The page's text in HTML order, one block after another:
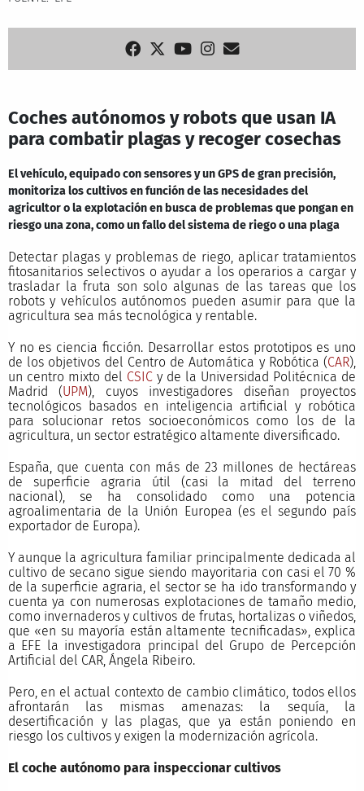
Coches autónomos y robots que usan IA
para combatir plagas y recoger cosechas
El vehículo, equipado con sensores y un GPS de gran precisión,
monitoriza los cultivos en función de las necesidades del
agricultor o la explotación en busca de problemas que pongan en
riesgo una zona, como un fallo del sistema de riego o una plaga
Detectar plagas y problemas de riego, aplicar tratamientos
fitosanitarios selectivos o ayudar a los operarios a cargar y
trasladar la fruta son solo algunas de las tareas que los
robots y vehículos autónomos pueden asumir para que la
agricultura sea más tecnológica y rentable.
Y no es ciencia ficción. Desarrollar estos prototipos es uno
de los objetivos del Centro de Automática y Robótica (CAR),
un centro mixto del CSICy de la Universidad Politécnica de
Madrid (UPM), cuyos investigadores diseñan proyectos
tecnológicos basados en inteligencia artificial y robótica
para solucionar retos socioeconómicos como los de la
agricultura, un sector estratégico altamente diversificado.
España, que cuenta con más de 23 millones de hectáreas
de superficie agraria útil (casi la mitad del terreno
nacional), se ha consolidado como una potencia
agroalimentaria de la Unión Europea (es el segundo país
exportador de Europa).
Y aunque la agricultura familiar principalmente dedicada al
cultivo de secano sigue siendo mayoritaria con casi el 70 %
de la superficie agraria, el sector se ha ido transformando y
cuenta ya con numerosas explotaciones de tamaño medio,
como invernaderos y cultivos de frutas, hortalizas o viñedos,
que «en su mayoría están altamente tecnificadas», explica
a EFE la investigadora principal del Grupo de Percepción
Artificial del CAR, Ángela Ribeiro.
Pero, en el actual contexto de cambio climático, todos ellos
afrontarán las mismas amenazas: la sequía, la
desertificación y las plagas, que ya están poniendo en
riesgo los cultivos y exigen la modernización agrícola.
El coche autónomo para inspeccionar cultivos